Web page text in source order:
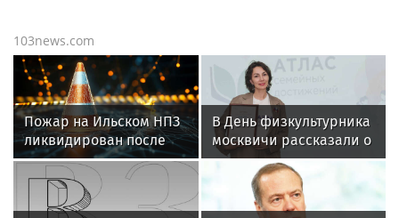
103news.com
Пожар на Ильском НПЗ
ликвидирован после
падения дронов
В День физкультурника
москвичи рассказали о
городских спортивных
сообществах